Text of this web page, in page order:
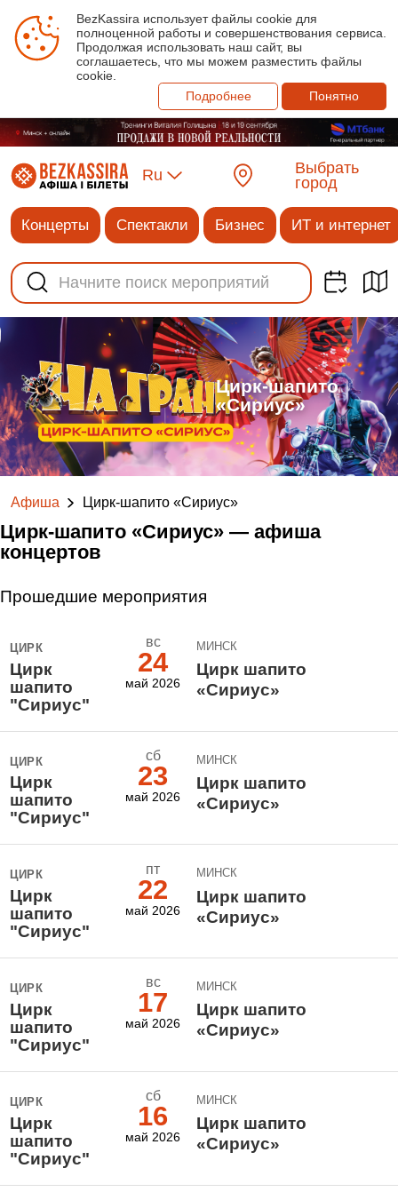
BezKassira использует файлы cookie для
полноценной работы и совершенствования сервиса.
Продолжая использовать наш сайт, вы
соглашаетесь, что мы можем разместить файлы
cookie.
Подробнее
Понятно
Ru
Выбрать
город
Концерты Спектакли Бизнес ИТ и интернет
Цирк-шапито
«Сириус»
Афиша Цирк-шапито «Сириус»
Цирк-шапито «Сириус» — афиша
концертов
Прошедшие мероприятия
ЦИРК
Цирк
шапито
"Сириус"
вс
24
май 2026
МИНСК
Цирк шапито
«Сириус»
ЦИРК
Цирк
шапито
"Сириус"
сб
23
май 2026
МИНСК
Цирк шапито
«Сириус»
ЦИРК
Цирк
шапито
"Сириус"
пт
22
май 2026
МИНСК
Цирк шапито
«Сириус»
ЦИРК
Цирк
шапито
"Сириус"
вс
17
май 2026
МИНСК
Цирк шапито
«Сириус»
ЦИРК
Цирк
шапито
"Сириус"
сб
16
май 2026
МИНСК
Цирк шапито
«Сириус»